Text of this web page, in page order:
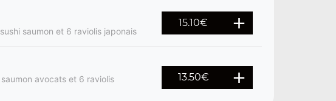
saumon et 6 raviolis japonais
15.10€
avocats et 6 raviolis
13.50€